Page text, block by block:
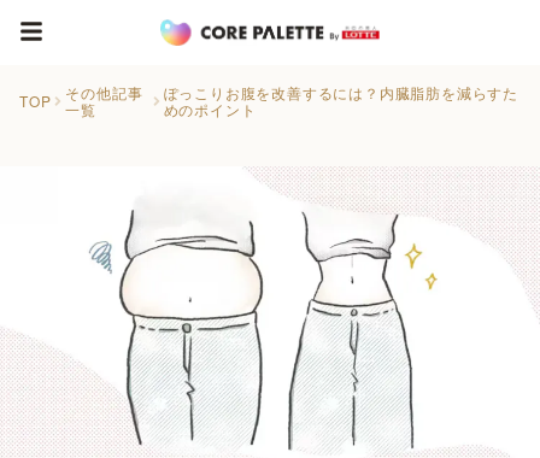
TOP
その他記事
一覧
ぽっこりお腹を改善するには？内臓脂肪を減らすた
めのポイント